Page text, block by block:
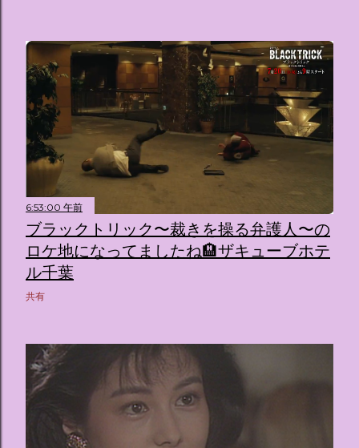
6:53:00 午前
ブラックトリック〜裁きを操る弁護人〜の
ロケ地になってましたね🏨ザキューブホテ
ル千葉
共有